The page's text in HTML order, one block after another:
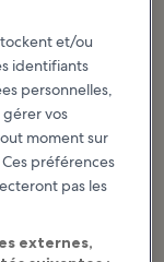
et/ou
identifiants
personnelles,
gérer vos
moment sur
préférences
pas les
externes,